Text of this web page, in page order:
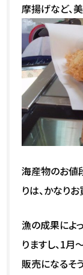
摩揚げなど、
海産物のお値
りは、かなり
漁の成果によ
りますし、1
販売になるそう